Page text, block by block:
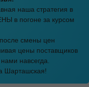
наша стратегия в
в погоне за курсом
смены цен
цены поставщиков
навсегда.
Шарташская!